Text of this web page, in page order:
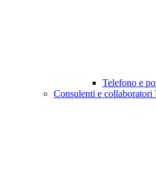
Telefono e
Consulenti e collaboratori